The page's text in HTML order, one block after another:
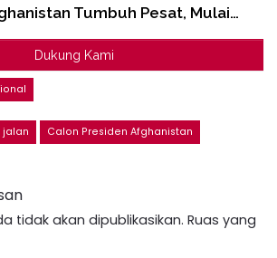
Tumbuh Pesat, Mulai…
Dukung Kami
jalan
Calon Presiden Afghanistan
tidak akan dipublikasikan. Ruas yang